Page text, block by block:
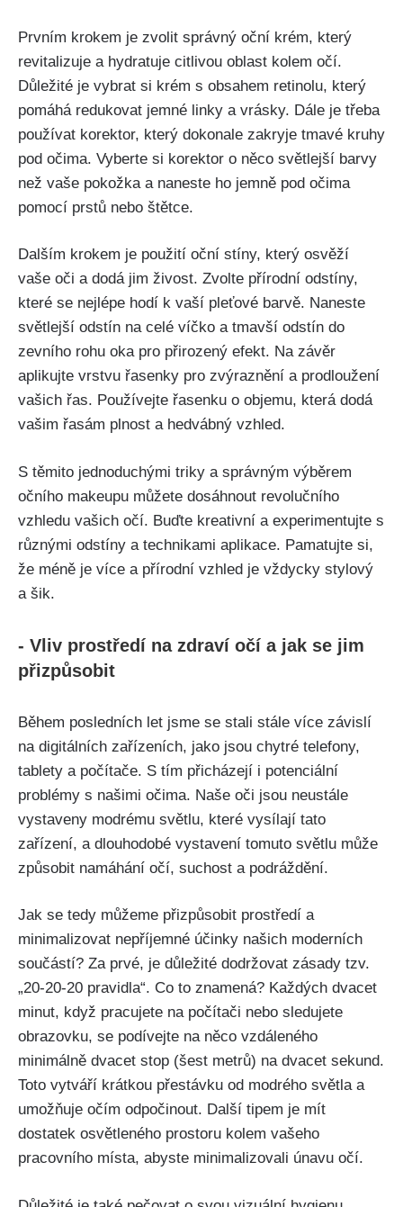
Prvním krokem je⁣ zvolit správný oční krém, který
revitalizuje a hydratuje citlivou oblast kolem očí.
Důležité je vybrat si krém s obsahem retinolu, který
pomáhá redukovat jemné linky a vrásky. Dále je třeba
používat​ korektor,‍ který dokonale zakryje tmavé kruhy
pod⁤ očima. Vyberte si korektor o něco světlejší barvy
než vaše pokožka a naneste ho jemně pod očima
pomocí prstů nebo štětce.
Dalším krokem je použití oční stíny, který osvěží
vaše oči a dodá jim živost. Zvolte přírodní odstíny,
které se nejlépe hodí k vaší pleťové barvě.​ Naneste
světlejší‌ odstín na ‌celé víčko a tmavší odstín do
zevního‌ rohu oka pro přirozený efekt. Na závěr
aplikujte ​vrstvu řasenky pro zvýraznění⁢ a prodloužení
vašich řas. Používejte řasenku o objemu, která dodá
vašim řasám plnost⁤ a hedvábný vzhled.
S těmito jednoduchými triky a správným výběrem​
očního makeupu můžete dosáhnout revolučního
vzhledu vašich očí. Buďte kreativní a experimentujte s⁤
různými odstíny a technikami aplikace. Pamatujte si,
že méně je více a přírodní vzhled​ je vždycky stylový
a šik.
-‌ Vliv prostředí na zdraví očí a⁤ jak se‍ jim
přizpůsobit
Během posledních let jsme se stali stále více​ závislí
na ‌digitálních zařízeních, jako jsou chytré telefony,‌
tablety a počítače. S‌ tím přicházejí‍ i potenciální
problémy s ‍našimi očima. Naše oči jsou‍ neustále
vystaveny modrému ⁤světlu, které vysílají​ tato
zařízení, a dlouhodobé vystavení tomuto světlu může
způsobit namáhání očí, suchost a podráždění.
Jak se tedy můžeme přizpůsobit prostředí⁤ a
minimalizovat nepříjemné účinky našich moderních
součástí?⁢ Za⁢ prvé, je důležité dodržovat zásady tzv.
„20-20-20 pravidla“. Co to znamená?‍ Každých dvacet
minut, když pracujete na počítači nebo ‌sledujete
obrazovku, se podívejte ⁣na něco vzdáleného
minimálně dvacet stop (šest ‌metrů) na dvacet sekund.
Toto vytváří krátkou přestávku od modrého světla a
umožňuje očím odpočinout. Další tipem je mít
dostatek osvětleného prostoru kolem vašeho
pracovního místa, abyste minimalizovali únavu očí.